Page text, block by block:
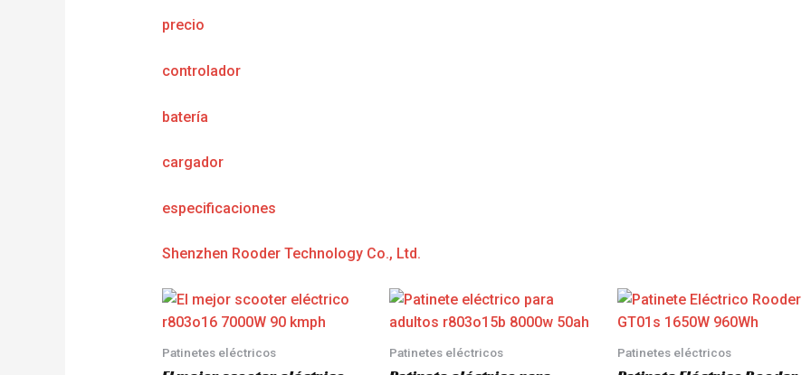
precio
controlador
batería
cargador
especificaciones
Shenzhen Rooder Technology Co., Ltd.
Patinetes eléctricos Patinetes eléctricos Patinetes eléctricos